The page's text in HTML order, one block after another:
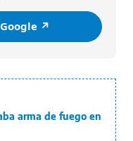
↗️
arma de fuego en